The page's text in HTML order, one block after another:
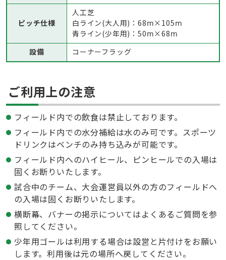
ピッチ仕様
人工芝
白ライン(大人用)：68ⅿ×105ⅿ
青ライン(少年用)：50ⅿ×68ⅿ
設備
コーナーフラッグ
ご利用上の注意
フィールド内での飲食は禁止しております。
フィールド内での水分補給は水のみ可です。スポーツ
ドリンクはベンチのみ持ち込みが可能です。
フィールド内へのハイヒール、ピンヒールでの入場は
固くお断りいたします。
試合中のチーム、大会運営員以外の方のフィールドへ
の入場は固くお断りいたします。
横断幕、バナーの掲示についてはよくあるご質問を参
照してください。
少年用ゴールは利用する場合は設営と片付けをお願い
します。利用後は元の場所へ戻してください。